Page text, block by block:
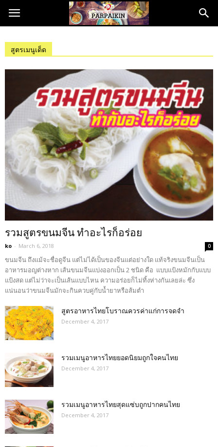
สูตรเมนูเด็ด
รวมสูตรขนมจีน ทำอะไรก็อร่อย
ko - March 6, 2018 0
ขนมจีน ถึงแม้จะชื่อดูจีน แต่ไม่ได้เป็นของจีนแต่อย่างใด แท้จริงขนมจีนเป็น
อาหารมอญต่างหาก เส้นขนมจีนแบ่งออกเป็น 2 ชนิด คือ แบบแป้งหมักกับแบบ
แป้งสด แต่ไม่ว่าจะเป็นเส้นแบบไหน ความอร่อยก็ไม่ทิ้งห่างกันเลยล่ะ ซึ่ง
แน่นอนว่าขนมจีนมักจะกินควบคู่กับน้ำยาหรือส้มตำ
สูตรอาหารไทยโบราณควรค่าแก่การจดจำ
December 4, 2017
รวมเมนูอาหารไทยยอดนิยมถูกใจคนไทย
December 4, 2017
รวมเมนูอาหารไทยสุดแซ่บถูกปากคนไทย
December 4, 2017